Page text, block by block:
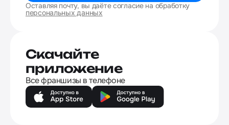
Оставляя почту, вы даёте согласие на обработку
персональных данных
Скачайте
приложение
Все франшизы в телефоне